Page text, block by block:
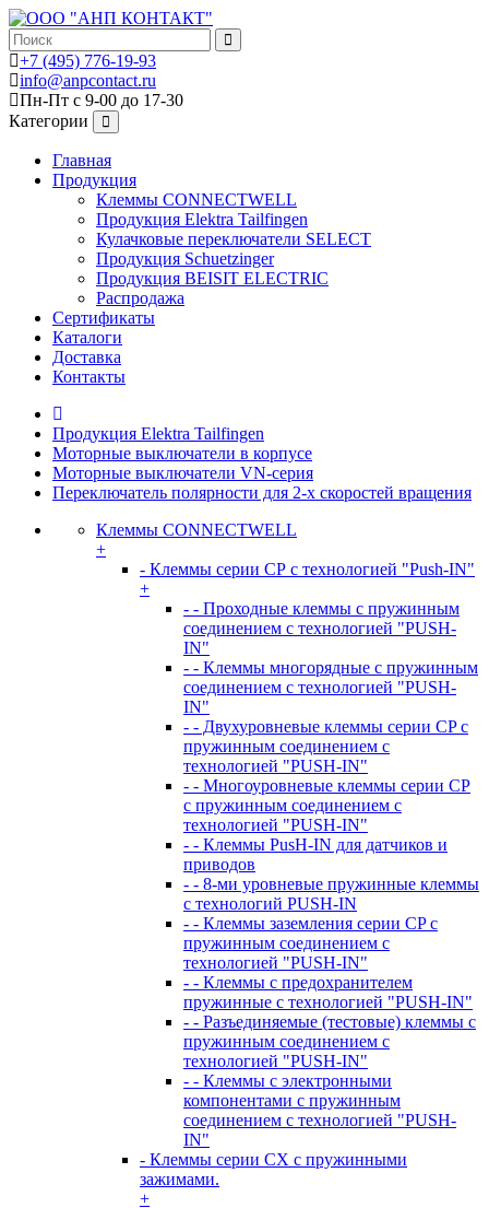
+7 (495) 776-19-93
info@anpcontact.ru
Пн-Пт с 9-00 до 17-30
Категории
Главная
Продукция
Клеммы CONNECTWELL
Продукция Elektra Tailfingen
Кулачковые переключатели SELECT
Продукция Schuetzinger
Продукция BEISIT ELECTRIC
Распродажа
Сертификаты
Каталоги
Доставка
Контакты
Продукция Elektra Tailfingen
Моторные выключатели в корпусе
Моторные выключатели VN-серия
Переключатель полярности для 2-х скоростей вращения
Клеммы CONNECTWELL
+
- Клеммы серии СР с технологией "Push-IN"
+
- - Проходные клеммы с пружинным
соединением с технологией "PUSH-
IN"
- - Клеммы многорядные с пружинным
соединением с технологией "PUSH-
IN"
- - Двухуровневые клеммы серии CP с
пружинным соединением с
технологией "PUSH-IN"
- - Многоуровневые клеммы серии CP
с пружинным соединением с
технологией "PUSH-IN"
- - Клеммы PusH-IN для датчиков и
приводов
- - 8-ми уровневые пружинные клеммы
с технологий PUSH-IN
- - Клеммы заземления серии CP с
пружинным соединением с
технологией "PUSH-IN"
- - Клеммы с предохранителем
пружинные с технологией "PUSH-IN"
- - Разъединяемые (тестовые) клеммы с
пружинным соединением с
технологией "PUSH-IN"
- - Клеммы с электронными
компонентами с пружинным
соединением с технологией "PUSH-
IN"
- Клеммы серии CX с пружинными
зажимами.
+